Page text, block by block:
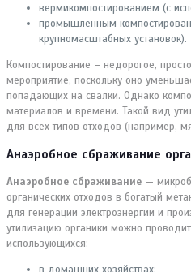
вермикомпостированием (с
промышленным
крупномасштабных установок).
Компостирование – недорогое,
мероприятие, поскольку оно
попадающих на свалки. Однако
материалов и времени. Такой вид
для всех типов отходов (например,
Анаэробное сбраживание
Анаэробное сбраживание —
органических отходов в богатый
для генерации электроэнергии и
утилизацию органики можно
использующихся: